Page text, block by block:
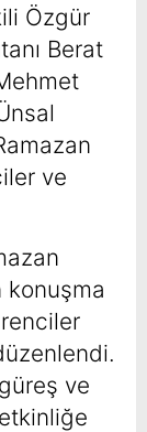
Özgür
Berat
ve
konuşma
ve